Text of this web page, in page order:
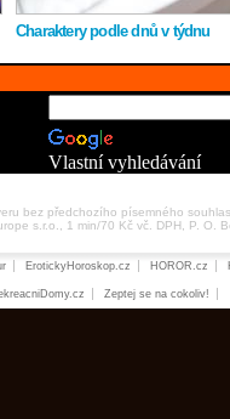
Charaktery podle dnů v týdnu
Vlastní vyhledávání
bez předchozího písemného
s.r.o., 1 min/70 Kč vč. DPH, P. O.
ErotickyHoroskop.cz HOROR.cz
Zeptej se na cokoliv!